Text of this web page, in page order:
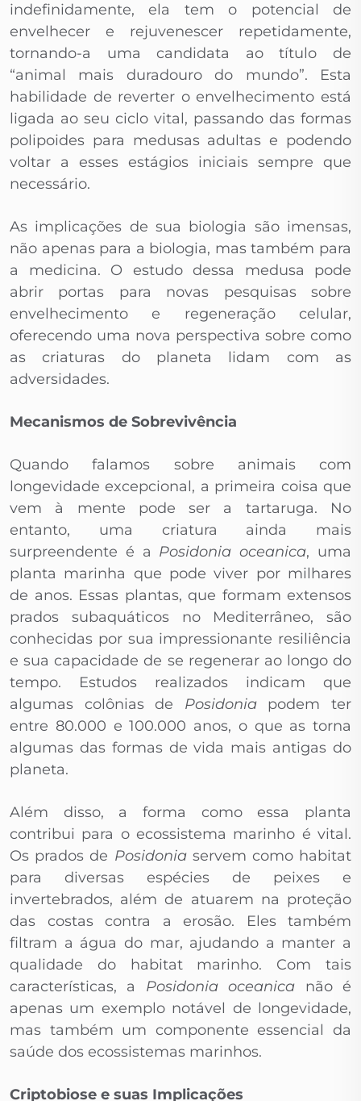
indefinidamente, ela tem o potencial de
envelhecer e rejuvenescer repetidamente,
tornando-a uma candidata ao título de
“animal mais duradouro do mundo”. Esta
habilidade de reverter o envelhecimento está
ligada ao seu ciclo vital, passando das formas
polipoides para medusas adultas e podendo
voltar a esses estágios iniciais sempre que
necessário.
As implicações de sua biologia são imensas,
não apenas para a biologia, mas também para
a medicina. O estudo dessa medusa pode
abrir portas para novas pesquisas sobre
envelhecimento e regeneração celular,
oferecendo uma nova perspectiva sobre como
as criaturas do planeta lidam com as
adversidades.
Mecanismos de Sobrevivência
Quando falamos sobre animais com
longevidade excepcional, a primeira coisa que
vem à mente pode ser a tartaruga. No
entanto, uma criatura ainda mais
surpreendente é a Posidonia oceanica, uma
planta marinha que pode viver por milhares
de anos. Essas plantas, que formam extensos
prados subaquáticos no Mediterrâneo, são
conhecidas por sua impressionante resiliência
e sua capacidade de se regenerar ao longo do
tempo. Estudos realizados indicam que
algumas colônias de Posidoniapodem ter
entre 80.000 e 100.000 anos, o que as torna
algumas das formas de vida mais antigas do
planeta.
Além disso, a forma como essa planta
contribui para o ecossistema marinho é vital.
Os prados de Posidoniaservem como habitat
para diversas espécies de peixes e
invertebrados, além de atuarem na proteção
das costas contra a erosão. Eles também
filtram a água do mar, ajudando a manter a
qualidade do habitat marinho. Com tais
características, a Posidonia oceanica não é
apenas um exemplo notável de longevidade,
mas também um componente essencial da
saúde dos ecossistemas marinhos.
Criptobiose e suas Implicações